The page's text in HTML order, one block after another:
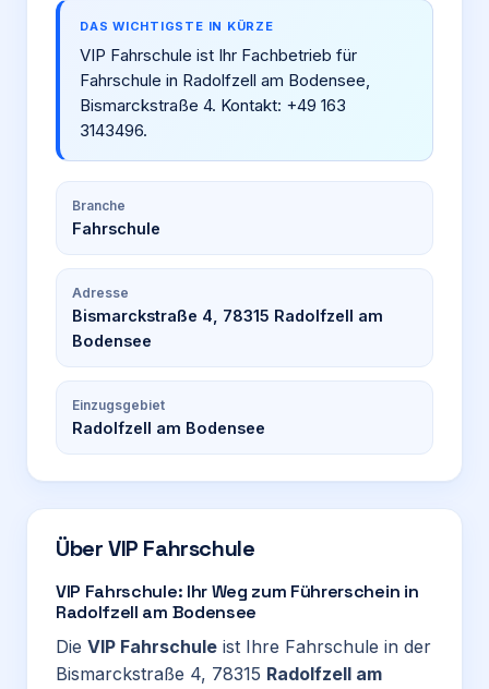
DAS WICHTIGSTE IN KÜRZE
VIP Fahrschule ist Ihr Fachbetrieb für
Fahrschule in Radolfzell am Bodensee,
Bismarckstraße 4. Kontakt: +49 163
3143496.
Branche
Fahrschule
Adresse
Bismarckstraße 4, 78315 Radolfzell am
Bodensee
Einzugsgebiet
Radolfzell am Bodensee
ÜberVIP Fahrschule
VIP Fahrschule: Ihr Weg zum Führerschein in
Radolfzell am Bodensee
Die VIP Fahrschule ist Ihre Fahrschule in der
Bismarckstraße 4, 78315 Radolfzell am